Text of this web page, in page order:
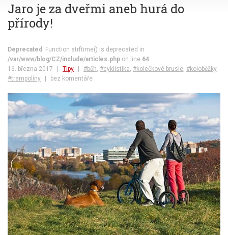
Jaro je za dveřmi aneb hurá do
přírody!
Deprecated : Function strftime() is deprecated in
/var/www/blog/CZ/include/articles.php on line 64
16. března 2017
Tipy #běh, #cyklistika, #kolečkové brusle, #koloběžky,
#trampolíny
bez komentáře